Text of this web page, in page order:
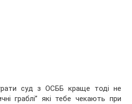
суд з ОСББ краще тоді не
граблі” які тебе чекають при